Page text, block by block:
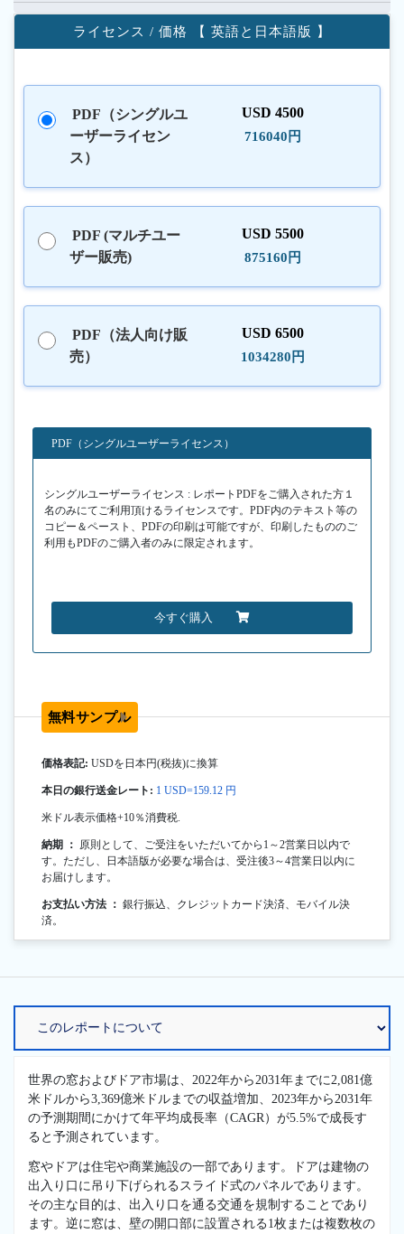
ライセンス / 価格 【 英語と日本語版 】
PDF（シングルユ
ーザーライセン
ス）
USD 4500
716040円
PDF (マルチユー
ザー販売)
USD 5500
875160円
PDF（法人向け販
売）
USD 6500
1034280円
PDF（シングルユーザーライセンス）
シングルユーザーライセンス : レポートPDFをご購入された方１
名のみにてご利用頂けるライセンスです。PDF内のテキスト等の
コピー＆ペースト、PDFの印刷は可能ですが、印刷したもののご
利用もPDFのご購入者のみに限定されます。
今すぐ購入
無料サンプル
価格表記: USDを日本円(税抜)に換算
本日の銀行送金レート: 1 USD=159.12 円
米ドル表示価格+10％消費税.
納期 ： 原則として、ご受注をいただいてから1～2営業日以内で
す。ただし、日本語版が必要な場合は、受注後3～4営業日以内に
お届けします。
お支払い方法 ： 銀行振込、クレジットカード決済、モバイル決
済。
世界の窓およびドア市場は、2022年から2031年までに2,081億
米ドルから3,369億米ドルまでの収益増加、2023年から2031年
の予測期間にかけて年平均成長率（CAGR）が5.5%で成長す
ると予測されています。
窓やドアは住宅や商業施設の一部であります。ドアは建物の
出入り口に吊り下げられるスライド式のパネルであります。
その主な目的は、出入り口を通る交通を規制することであり
ます。逆に窓は、壁の開口部に設置される1枚または複数枚の